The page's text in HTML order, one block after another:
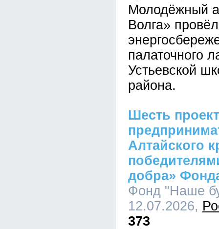
Молодёжный
Волга»
палаточного
Устьевской
района.
Шесть
Алтайского
добра»
Фонд "Наше
12.07.2026,
373